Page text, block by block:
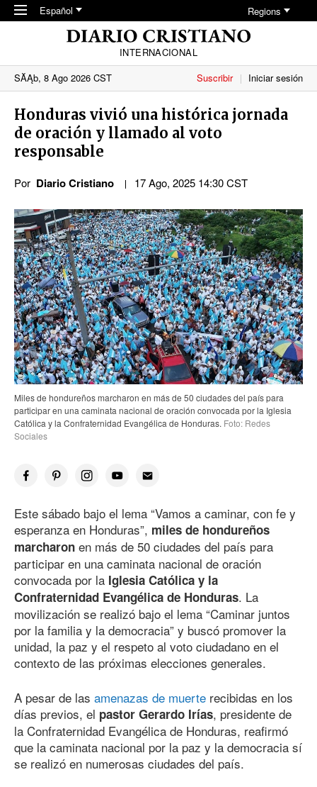
Skip to main content
Español Regions
INTERNACIONAL
SĂĄb, 8 Ago 2026 CST
Suscribir Iniciar sesión
Honduras vivió una histórica jornada
de oración y llamado al voto
responsable
Por Diario Cristiano 17 Ago, 2025 14:30 CST
Miles de hondureños marcharon en másde 50 ciudades del país para
participar en una caminata nacional de oración convocada por la Iglesia
Católica y la Confraternidad Evangélica de Honduras. Foto: Redes
Sociales
Este sábado bajo el lema “Vamos a caminar, con fe y
esperanza en Honduras”, miles de hondureños
marcharon en más de 50 ciudades del país para
participar en una caminata nacional de oración
convocada por la Iglesia Católica y la
Confraternidad Evangélica de Honduras. La
movilización se realizó bajo el lema “Caminar juntos
por la familia y la democracia” y buscó promover la
unidad, la paz y el respeto al voto ciudadano en el
contexto de las próximas elecciones generales.
A pesar de las amenazas de muerte recibidas en los
días previos, el pastor Gerardo Irías, presidente de
la Confraternidad Evangélica de Honduras, reafirmó
que la caminata nacional por la paz y la democracia sí
se realizó en numerosas ciudades del país.